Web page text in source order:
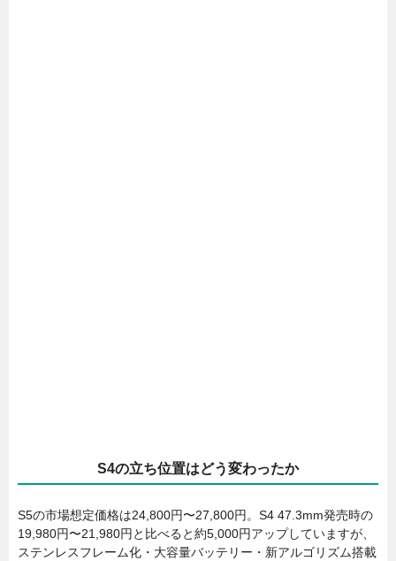
S4の立ち位置はどう変わったか
S5の市場想定価格は24,800円〜27,800円。S4 47.3mm発売時の
19,980円〜21,980円と比べると約5,000円アップしていますが、
ステンレスフレーム化・大容量バッテリー・新アルゴリズム搭載